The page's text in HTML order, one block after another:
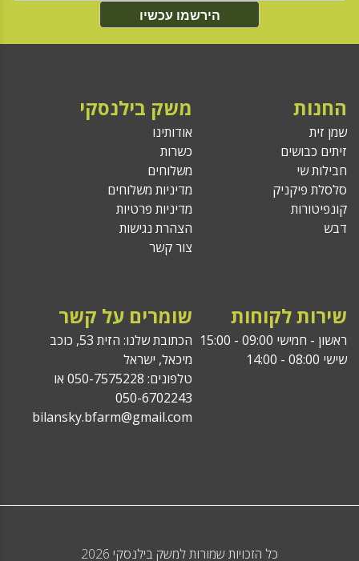
הירשמו עכשיו
החנות
שמן זית
זיתים כבושים
חבילות שי
סלסלת פיקניק
קונפיטורות
דבש
משק בילנסקי
אודותינו
כשרות
משלוחים
מדיניות משלוחים
מדיניות פרטיות
הצהרת נגישות
צור קשר
שירות לקוחות
ראשון - חמישי 09:00 - 15:00
שישי 08:00 - 14:00
שומרים על קשר
הכתובת שלנו: הזית 53, כוכב
מיכאל, ישראל
טלפונים: 050-7575228 או
050-6702243
bilansky.bfarm@gmail.com
כל הזכויות שמורות למשק בילנסקי 2026